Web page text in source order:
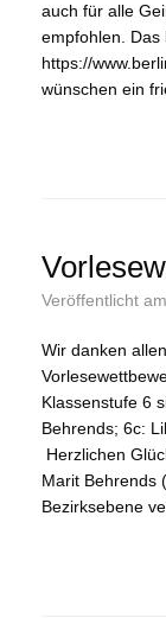
auch für alle
empfohlen. Das
https://
wünschen ein
Veröffentlicht am
Wir danken
Klassenstufe 6
Behrends; 6c:
Herzlichen
Marit Behrends
Bezirksebene